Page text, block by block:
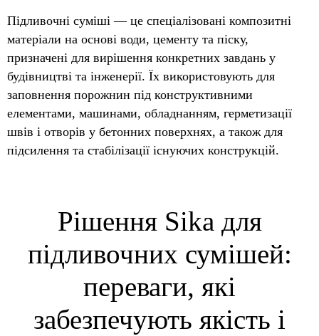
Підливочні суміші — це спеціалізовані композитні
матеріали на основі води, цементу та піску,
призначені для вирішення конкретних завдань у
будівництві та інженерії. Їх використовують для
заповнення порожнин під конструктивними
елементами, машинами, обладнанням, герметизації
швів і отворів у бетонних поверхнях, а також для
підсилення та стабілізації існуючих конструкцій.
Рішення Sika для
підливочних сумішей:
переваги, які
забезпечують якість і